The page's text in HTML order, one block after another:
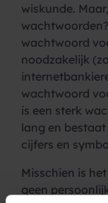
wiskunde.
wachtwoord
noodzakelijk
wachtwoord
is een sterk
lang en
cijfers en
Misschien is
geen